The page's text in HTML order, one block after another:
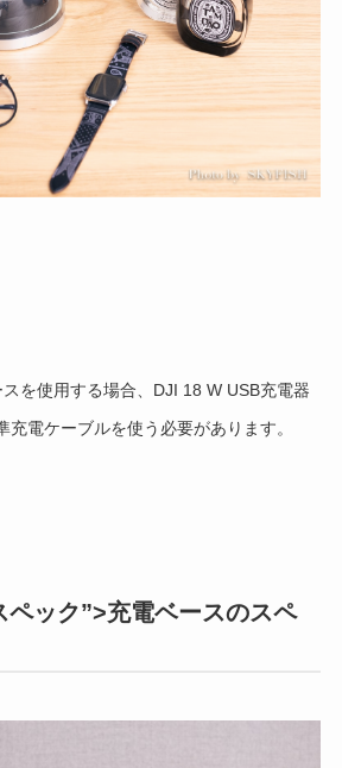
を使用する場合、DJI 18 W USB充電器
充電ケーブルを使う必要があります。
ペック”>充電ベースのスペ